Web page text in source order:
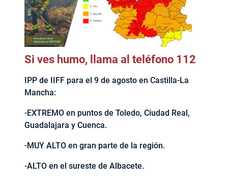
Si ves humo, llama al teléfono 112
IPP de IIFF para el 9 de agosto en Castilla-La
Mancha:
-EXTREMO en puntos de Toledo, Ciudad Real,
Guadalajara y Cuenca.
-MUY ALTO en gran parte de la región.
-ALTO en el sureste de Albacete.